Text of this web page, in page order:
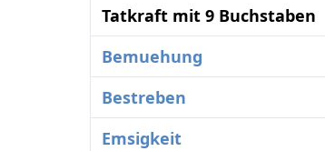
Tatkraft mit 9 Buchstaben
Bemuehung
Bestreben
Emsigkeit